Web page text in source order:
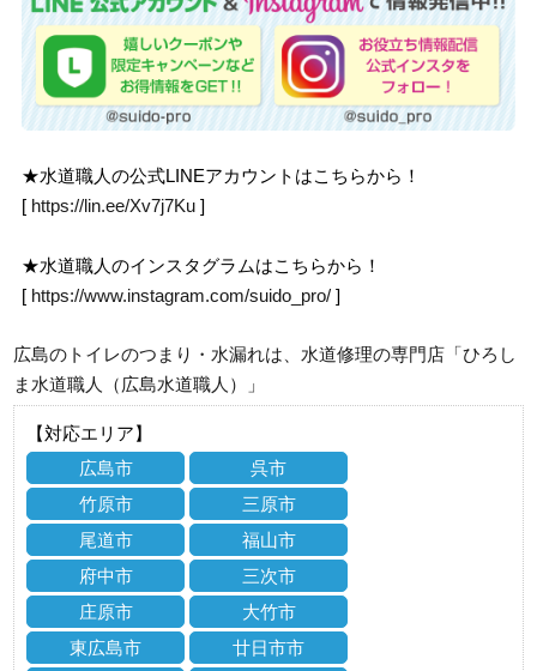
★水道職人の公式LINEアカウントはこちらから！
[ https://lin.ee/Xv7j7Ku ]
★水道職人のインスタグラムはこちらから！
[ https://www.instagram.com/suido_pro/ ]
広島のトイレのつまり・水漏れは、水道修理の専門店「ひろし
ま水道職人（広島水道職人）」
【対応エリア】
広島市
呉市
竹原市
三原市
尾道市
福山市
府中市
三次市
庄原市
大竹市
東広島市
廿日市市